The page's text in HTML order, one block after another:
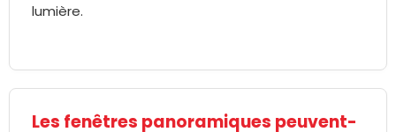
lumière.
Les fenêtres panoramiques peuvent-